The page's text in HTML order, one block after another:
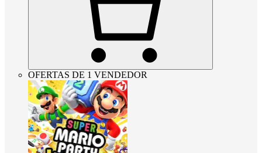
OFERTAS DE 1 VENDEDOR